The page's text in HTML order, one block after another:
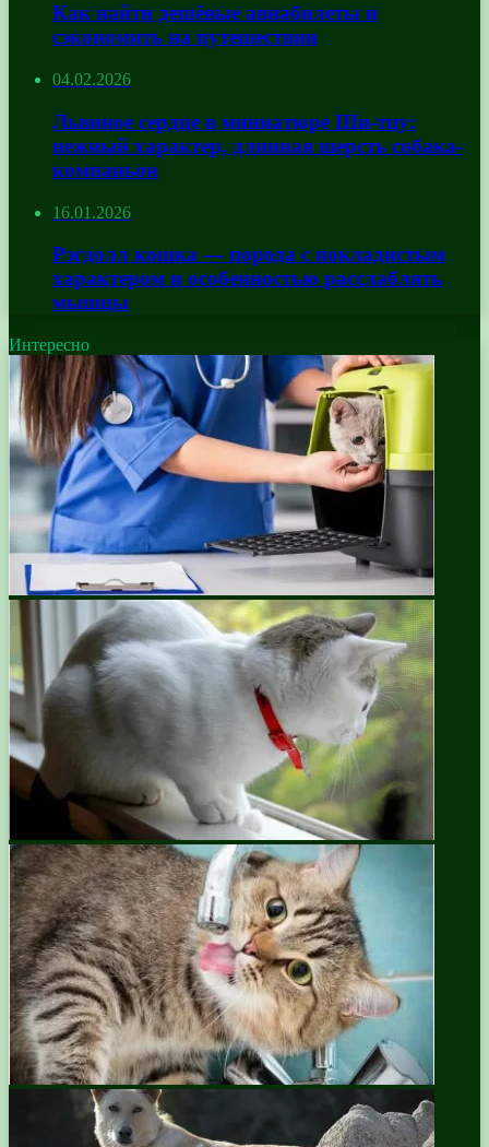
Как найти дешёвые авиабилеты и
сэкономить на путешествии
04.02.2026
Львиное сердце в миниатюре Ши-тцу:
нежный характер, длинная шерсть собака-
компаньон
16.01.2026
Рэгдолл кошка — порода с покладистым
характером и особенностью расслаблять
мышцы
Интересно